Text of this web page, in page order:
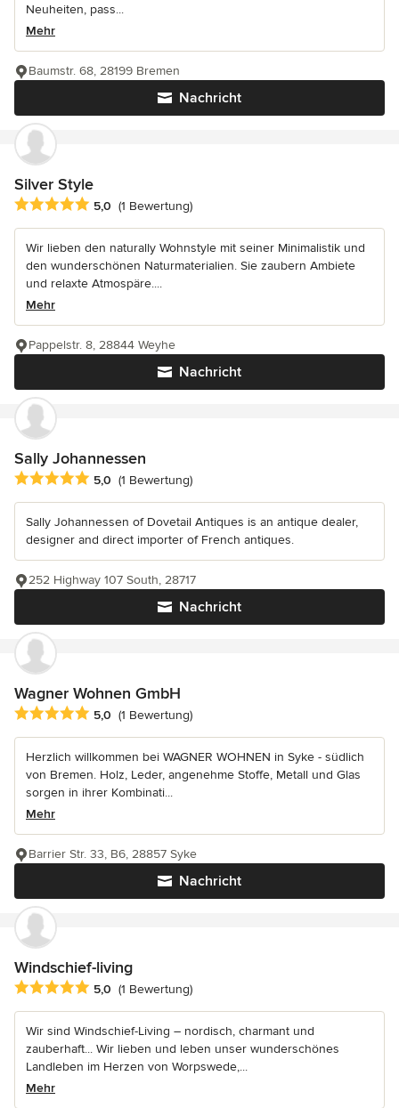
Neuheiten, pass...
Mehr
Nachricht
Baumstr. 68, 28199 Bremen
Silver Style
Durchschnittliche Bewertung: 5 von 5 Sternen
5,0 (1 Bewertung)
Wir lieben den naturally Wohnstyle mit seiner Minimalistik und
den wunderschönen Naturmaterialien. Sie zaubern Ambiete
und relaxte Atmospäre....
Mehr
Nachricht
Pappelstr. 8, 28844 Weyhe
Sally Johannessen
Durchschnittliche Bewertung: 5 von 5 Sternen
5,0 (1 Bewertung)
Sally Johannessen of Dovetail Antiques is an antique dealer,
designer and direct importer of French antiques.
Nachricht
252 Highway 107 South, 28717
Wagner Wohnen GmbH
Durchschnittliche Bewertung: 5 von 5 Sternen
5,0 (1 Bewertung)
Herzlich willkommen bei WAGNER WOHNEN in Syke - südlich
von Bremen. Holz, Leder, angenehme Stoffe, Metall und Glas
sorgen in ihrer Kombinati...
Mehr
Nachricht
Barrier Str. 33, B6, 28857 Syke
Windschief-living
Durchschnittliche Bewertung: 5 von 5 Sternen
5,0 (1 Bewertung)
Wir sind Windschief-Living – nordisch, charmant und
zauberhaft... Wir lieben und leben unser wunderschönes
Landleben im Herzen von Worpswede,...
Mehr